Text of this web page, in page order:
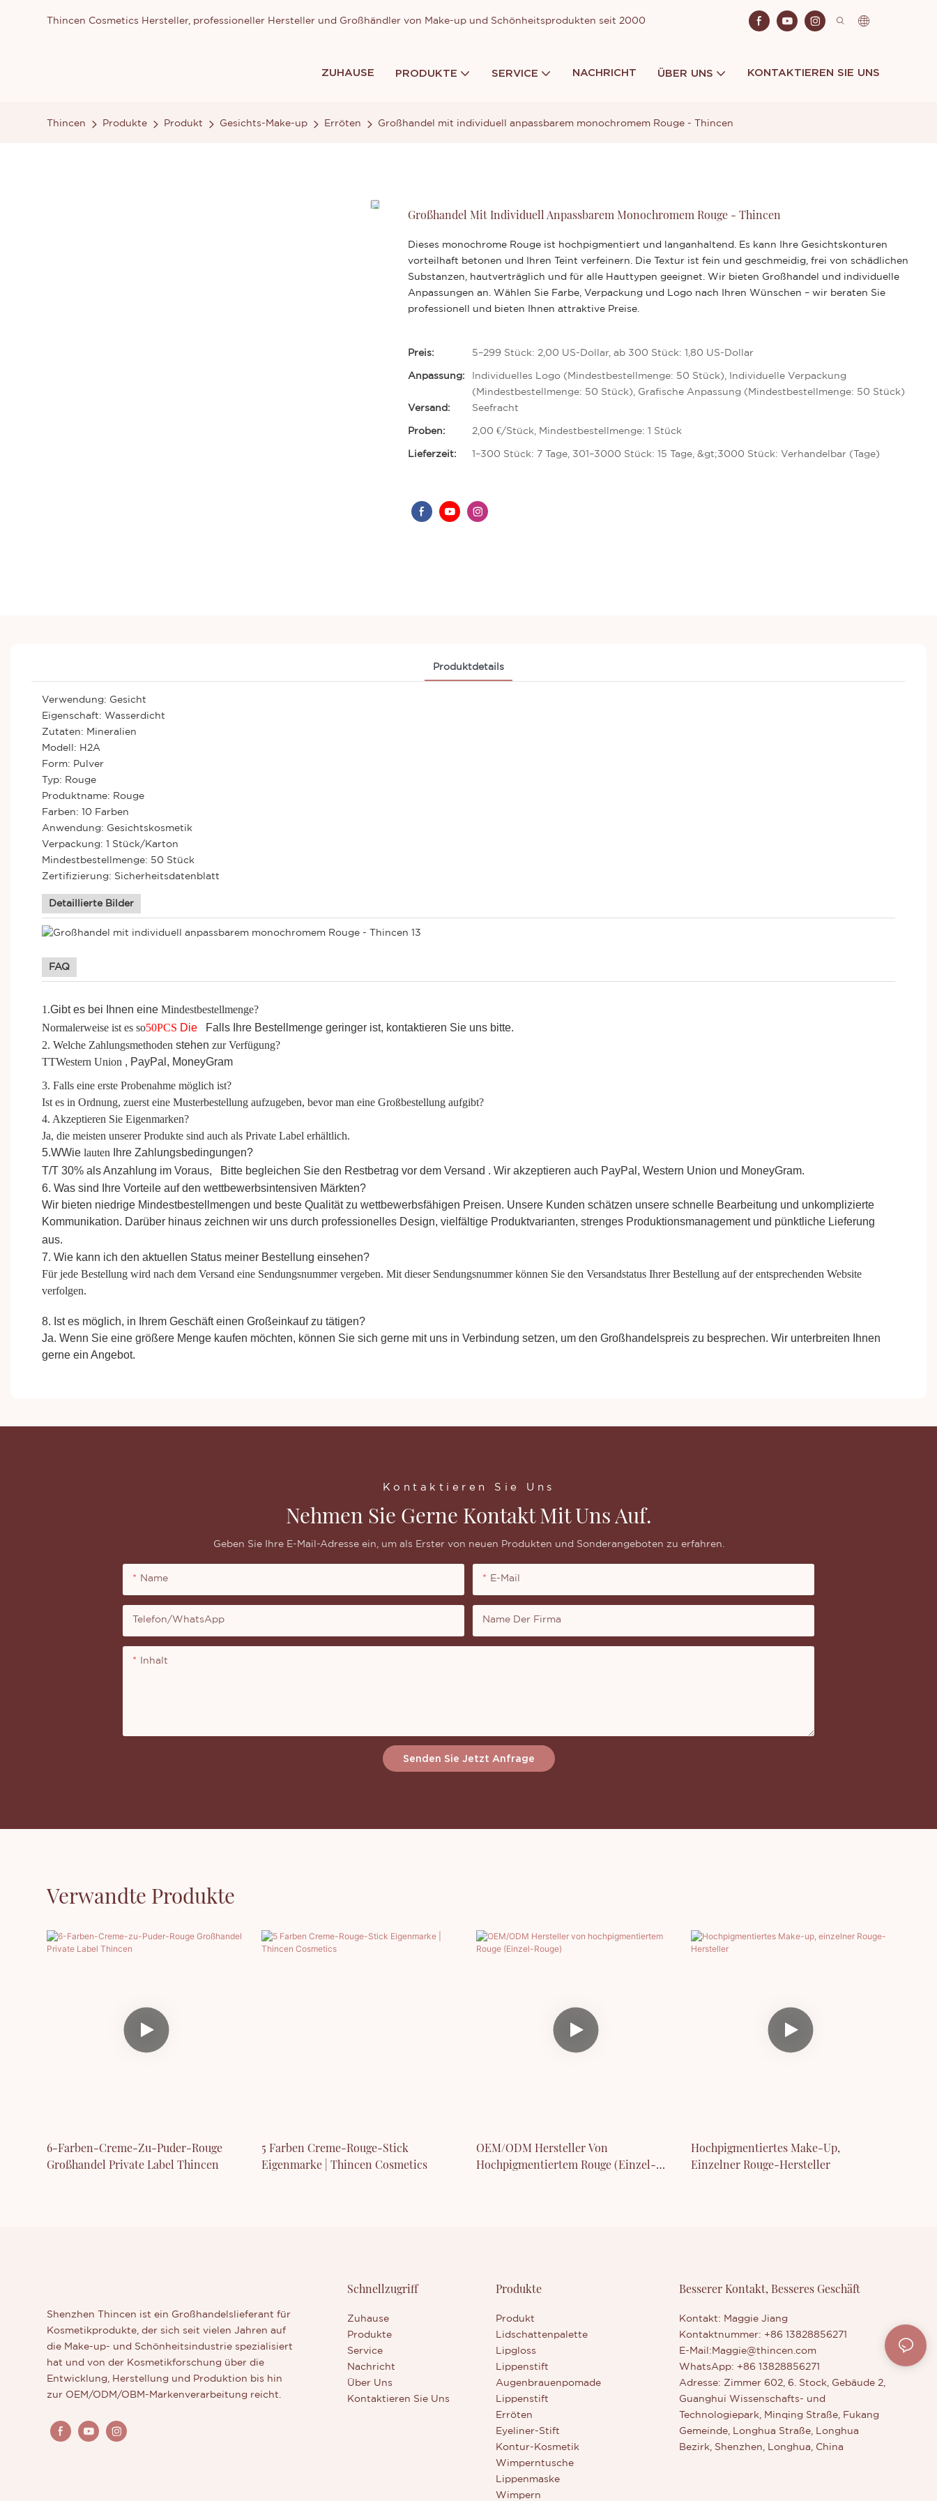
Thincen Cosmetics Hersteller, professioneller Hersteller und Großhändler von Make-up und Schönheitsprodukten seit 2000
ZUHAUSE PRODUKTE SERVICE NACHRICHT ÜBER UNS KONTAKTIEREN SIE UNS
Thincen Produkte Produkt Gesichts-Make-up Erröten Großhandel mit individuell anpassbarem monochromem Rouge - Thincen
Großhandel Mit Individuell Anpassbarem Monochromem Rouge - Thincen
Dieses monochrome Rouge ist hochpigmentiert und langanhaltend. Es kann Ihre Gesichtskonturen
vorteilhaft betonen und Ihren Teint verfeinern. Die Textur ist fein und geschmeidig, frei von schädlichen
Substanzen, hautverträglich und für alle Hauttypen geeignet. Wir bieten Großhandel und individuelle
Anpassungen an. Wählen Sie Farbe, Verpackung und Logo nach Ihren Wünschen – wir beraten Sie
professionell und bieten Ihnen attraktive Preise.
Preis: 5–299 Stück: 2,00 US-Dollar, ab 300 Stück: 1,80 US-Dollar
Anpassung:
Individuelles Logo (Mindestbestellmenge: 50 Stück), Individuelle Verpackung
(Mindestbestellmenge: 50 Stück), Grafische Anpassung (Mindestbestellmenge: 50 Stück)
Versand:
Seefracht
Proben: 2,00 €/Stück, Mindestbestellmenge: 1 Stück
Lieferzeit: 1–300 Stück: 7 Tage, 301–3000 Stück: 15 Tage, &gt;3000 Stück: Verhandelbar (Tage)
Produktdetails
Verwendung: Gesicht
Eigenschaft: Wasserdicht
Zutaten: Mineralien
Modell: H2A
Form: Pulver
Typ: Rouge
Produktname: Rouge
Farben: 10 Farben
Anwendung: Gesichtskosmetik
Verpackung: 1 Stück/Karton
Mindestbestellmenge: 50 Stück
Zertifizierung: Sicherheitsdatenblatt
Detaillierte Bilder
FAQ
1.Gibt es bei Ihnen eine Mindestbestellmenge?
Normalerweise ist es so50PCS Die Falls Ihre Bestellmenge geringer ist, kontaktieren Sie uns bitte.
2. Welche Zahlungsmethoden stehen zur Verfügung?
TTWestern Union , PayPal, MoneyGram
3. Falls eine erste Probenahme möglich ist?
Ist es in Ordnung, zuerst eine Musterbestellung aufzugeben, bevor man eine Großbestellung aufgibt?
4. Akzeptieren Sie Eigenmarken?
Ja, die meisten unserer Produkte sind auch als Private Label erhältlich.
5.WWie lauten
Ihre Zahlungsbedingungen?
T/T 30% alsAnzahlung im Voraus, Bitte begleichen Sie den Restbetrag vor dem Versand . Wir akzeptieren auch PayPal, Western Union und MoneyGram.
6. Was sind Ihre Vorteile auf den wettbewerbsintensiven Märkten?
Wir bieten niedrige Mindestbestellmengen und beste Qualität zu wettbewerbsfähigen Preisen. Unsere Kunden schätzen unsere schnelle Bearbeitung und unkomplizierte
Kommunikation. Darüber hinaus zeichnen wir uns durch professionelles Design, vielfältige Produktvarianten, strenges Produktionsmanagement und pünktliche Lieferung
aus.
7. Wie kann ich den aktuellen Status meiner Bestellung einsehen?
Für jede Bestellung wird nach dem Versand eine Sendungsnummer vergeben. Mit dieser Sendungsnummer können Sie den Versandstatus Ihrer Bestellung auf der entsprechenden Website
verfolgen.
8. Ist es möglich, in Ihrem Geschäft einen Großeinkauf zu tätigen?
Ja. Wenn Sie eine größere Menge kaufen möchten, können Sie sich gerne mit uns in Verbindung setzen, um den Großhandelspreis zu besprechen. Wir unterbreiten Ihnen
gerne ein Angebot.
Kontaktieren Sie Uns
Nehmen Sie Gerne Kontakt Mit Uns Auf.
Geben Sie Ihre E-Mail-Adresse ein, um als Erster von neuen Produkten und Sonderangeboten zu erfahren.
Name E-Mail
Telefon/WhatsApp Name Der Firma
Inhalt
Senden Sie Jetzt Anfrage
Verwandte Produkte
6-Farben-Creme-Zu-Puder-Rouge
Großhandel Private Label Thincen
5 Farben Creme-Rouge-Stick
Eigenmarke | Thincen Cosmetics
OEM/ODM Hersteller Von
Hochpigmentiertem Rouge (Einzel-
Hochpigmentiertes Make-Up,
Einzelner Rouge-Hersteller
Shenzhen Thincen ist ein Großhandelslieferant für
Kosmetikprodukte, der sich seit vielen Jahren auf
die Make-up- und Schönheitsindustrie spezialisiert
hat und von der Kosmetikforschung über die
Entwicklung, Herstellung und Produktion bis hin
zur OEM/ODM/OBM-Markenverarbeitung reicht.
Schnellzugriff
Zuhause
Produkte
Service
Nachricht
Über Uns
Kontaktieren Sie Uns
Produkte
Produkt
Lidschattenpalette
Lipgloss
Lippenstift
Augenbrauenpomade
Lippenstift
Erröten
Eyeliner-Stift
Kontur-Kosmetik
Wimperntusche
Lippenmaske
Wimpern
Besserer Kontakt, Besseres Geschäft
Kontakt: Maggie Jiang
Kontaktnummer: +86 13828856271
E-Mail: Maggie@thincen.com
WhatsApp: +86 13828856271
Adresse: Zimmer 602, 6. Stock, Gebäude 2,
Guanghui Wissenschafts- und
Technologiepark, Minqing Straße, Fukang
Gemeinde, Longhua Straße, Longhua
Bezirk, Shenzhen, Longhua, China